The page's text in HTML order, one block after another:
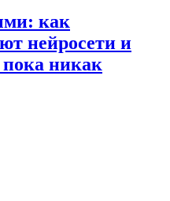
как
нейросети и
пока никак